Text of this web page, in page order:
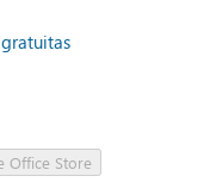
Office Store